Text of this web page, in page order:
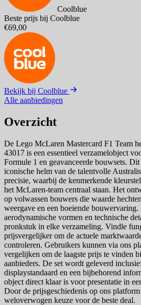
Coolblue
Beste prijs bij Coolblue
€69,00
Bekijk bij Coolblue
Alle aanbiedingen
Overzicht
De Lego McLaren Mastercard F1 Team
43017 is een essentieel verzamelobject
Formule 1 en geavanceerde bouwsets.
iconische helm van de talentvolle
precisie, waarbij de kenmerkende
het McLaren-team centraal staan. Het
op volwassen bouwers die waarde
weergave en een boeiende
aerodynamische vormen en technische
pronkstuk in elke verzameling. Vindle
prijsvergelijker om de actuele
controleren. Gebruikers kunnen via ons
vergelijken om de laagste prijs te vinden
aanbieders. De set wordt geleverd
displaystandaard en een bijbehorend
object direct klaar is voor presentatie in
Door de prijsgeschiedenis op ons
weloverwogen keuze voor de beste deal.